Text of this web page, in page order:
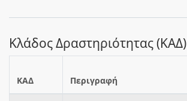
Κλάδος Δραστηριότητας (ΚΑΔ)
ΚΑΔ Περιγραφή